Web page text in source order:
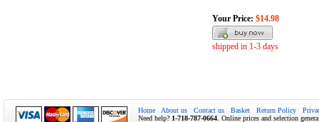
Your Price: $14.98
shipped in 1-3 days
Home About us Contact us Basket Return Policy
Need help? 1-718-787-0664 . Online prices and selection